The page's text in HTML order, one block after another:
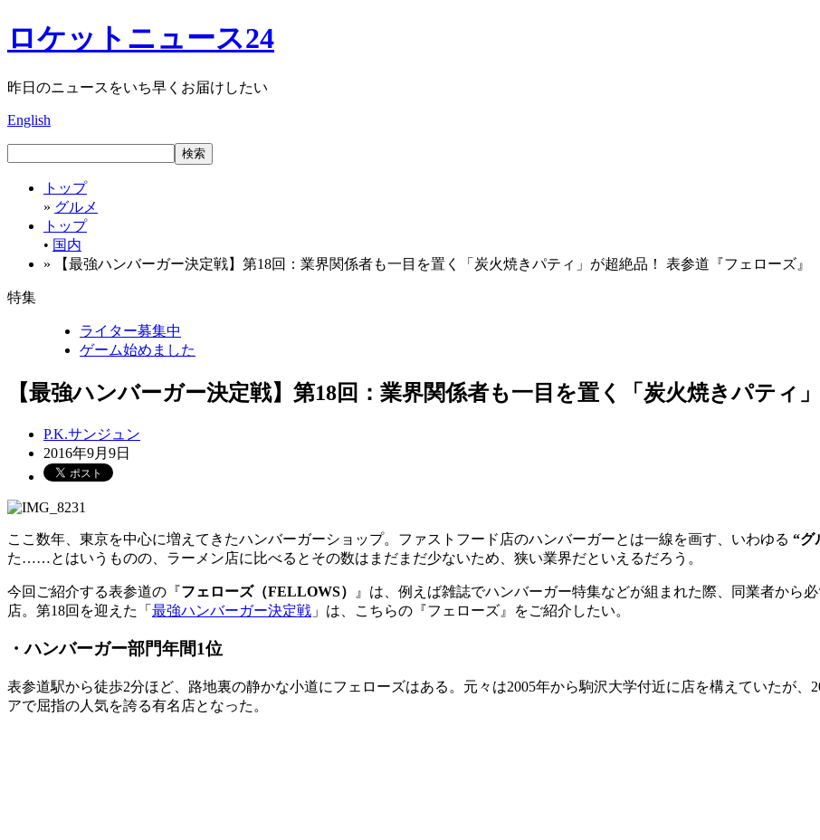
ロケットニュース24
昨日のニュースをいち早くお届けしたい
English
トップ
» グルメ
トップ
• 国内
» 【最強ハンバーガー決定戦】第18回：業界関係者も一目を置く「炭火焼きパティ」が超絶品！ 表参道『フェローズ』
特集
ライター募集中
ゲーム始めました
【最強ハンバーガー決定戦】第18回：業界関係者も一目を置く「炭火焼きパティ
P.K.サンジュン
2016年9月9日
ここ数年、東京を中心に増えてきたハンバーガーショップ。ファストフード店のハンバーガーとは一線を画す、いわゆる “グ
た……とはいうものの、ラーメン店に比べるとその数はまだまだ少ないため、狭い業界だといえるだろう。
今回ご紹介する表参道の『フェローズ（FELLOWS）
』は、例えば雑誌でハンバーガー特集などが組まれた際、同業者から
店。第18回を迎えた「 最強ハンバーガー決定戦 」は、こちらの『フェローズ』をご紹介したい。
・ハンバーガー部門年間1位
表参道駅から徒歩2分ほど、路地裏の静かな小道にフェローズはある。元々は2005年から駒沢大学付近に店を構えていたが、
アで屈指の人気を誇る有名店となった。